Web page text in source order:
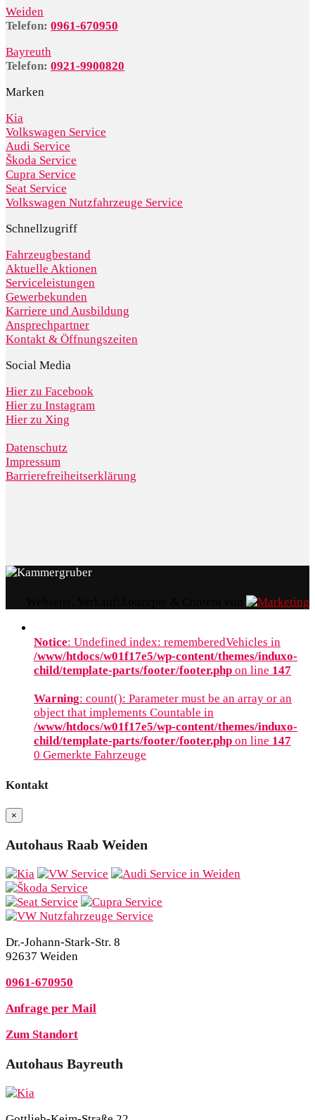
Weiden
Telefon: 0961-670950
Bayreuth
Telefon: 0921-9900820
Marken
Kia
Volkswagen Service
Audi Service
Škoda Service
Cupra Service
Seat Service
Volkswagen Nutzfahrzeuge Service
Schnellzugriff
Fahrzeugbestand
Aktuelle Aktionen
Serviceleistungen
Gewerbekunden
Karriere und Ausbildung
Ansprechpartner
Kontakt & Öffnungszeiten
Social Media
Hier zu Facebook
Hier zu Instagram
Hier zu Xing
Datenschutz
Impressum
Barrierefreiheitserklärung
Notice: Undefined index: rememberedVehicles in
/www/htdocs/w01f17e5/wp-content/themes/induxo-
child/template-parts/footer/footer.php on line 147
Warning: count(): Parameter must be an array or an
object that implements Countable in
/www/htdocs/w01f17e5/wp-content/themes/induxo-
child/template-parts/footer/footer.php on line 147
0 Gemerkte Fahrzeuge
Kontakt
×
Autohaus Raab Weiden
Dr.-Johann-Stark-Str. 8
92637 Weiden
0961-670950
Anfrage per Mail
Zum Standort
Autohaus Bayreuth